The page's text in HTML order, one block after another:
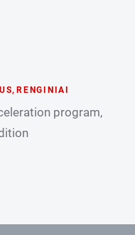
, RENGINIAI
program,